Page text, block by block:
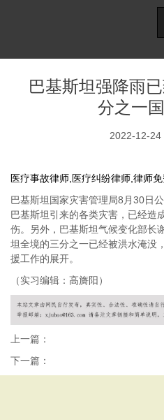
巴基斯坦强降雨
分之一
2022-12-24
医疗事故律师,医疗纠纷律师,律师
巴基斯坦国家灾害管理局8月30日
巴基斯坦引来的各类灾害，已经造
伤。另外，巴基斯坦气候变化部长
坦全境的三分之一已经被洪水淹没
援工作的展开。
（实习编辑：高旖阳）
上一篇：
下一篇：